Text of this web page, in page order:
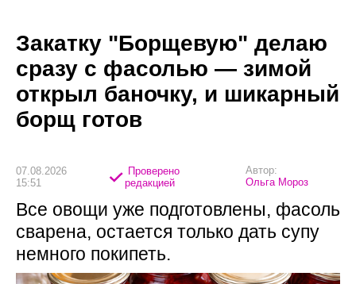
Закатку "Борщевую" делаю
сразу с фасолью — зимой
открыл баночку, и шикарный
борщ готов
07.08.2026
15:51
Проверено
редакцией
Автор:
Ольга Мороз
Все овощи уже подготовлены, фасоль
сварена, остается только дать супу
немного покипеть.